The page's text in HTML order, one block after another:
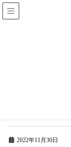
2022年11月30日